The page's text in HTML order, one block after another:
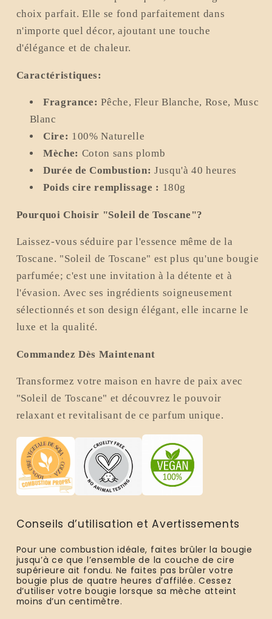
choix parfait. Elle se fond parfaitement dans
n'importe quel décor, ajoutant une touche
d'élégance et de chaleur.
Caractéristiques:
Fragrance: Pêche, Fleur Blanche, Rose, Musc
Blanc
Cire: 100% Naturelle
Mèche: Coton sans plomb
Durée de Combustion: Jusqu'à 40 heures
Poids cire remplissage : 180g
Pourquoi Choisir "Soleil de Toscane"?
Laissez-vous séduire par l'essence même de la
Toscane. "Soleil de Toscane" est plus qu'une bougie
parfumée; c'est une invitation à la détente et à
l'évasion. Avec ses ingrédients soigneusement
sélectionnés et son design élégant, elle incarne le
luxe et la qualité.
Commandez Dès Maintenant
Transformez votre maison en havre de paix avec
"Soleil de Toscane" et découvrez le pouvoir
relaxant et revitalisant de ce parfum unique.
Conseils d’utilisation et Avertissements
Pour une combustion idéale, faites brûler la bougie
jusqu’à ce que l’ensemble de la couche de cire
supérieure ait fondu. Ne faites pas brûler votre
bougie plus de quatre heures d’affilée. Cessez
d’utiliser votre bougie lorsque sa mèche atteint
moins d’un centimètre.